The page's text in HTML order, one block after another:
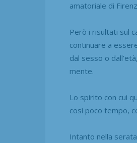
amatoriale di
Però i risultati sul
continuare a
dal sesso o
mente.
Lo spirito con cui
così poco tempo,
Intanto nella